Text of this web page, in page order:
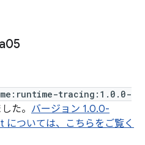
tracing:1.0.0-
た。 バージョン 1.0.0-
ついては、こちらをご覧く